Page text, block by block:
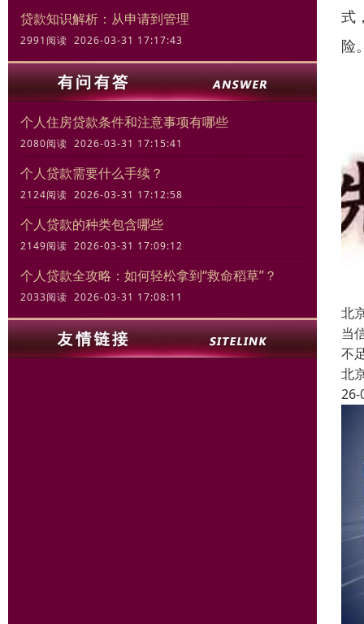
贷款知识解析：从申请到管理
2991阅读 2026-03-31 17:17:43
个人住房贷款条件和注意事项有哪些
2080阅读 2026-03-31 17:15:41
个人贷款需要什么手续？
2124阅读 2026-03-31 17:12:58
个人贷款的种类包含哪些
2149阅读 2026-03-31 17:09:12
个人贷款全攻略：如何轻松拿到“救命稻草”？
2033阅读 2026-03-31 17:08:11
式
险
北
当
不
北
26-